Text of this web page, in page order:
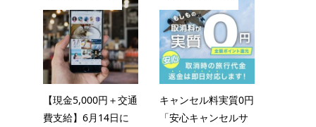
【現金5,000円＋交通
費支給】6月14日に
キャンセル料実質0円
「安心キャンセルサ